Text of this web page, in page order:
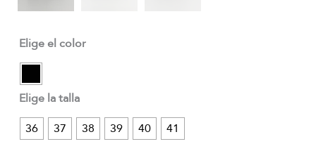
Elige el color
Elige la talla
36
37 38 39 40 41